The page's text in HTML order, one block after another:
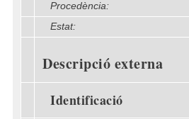
Procedència:
Estat:
Descripció externa
Identificació